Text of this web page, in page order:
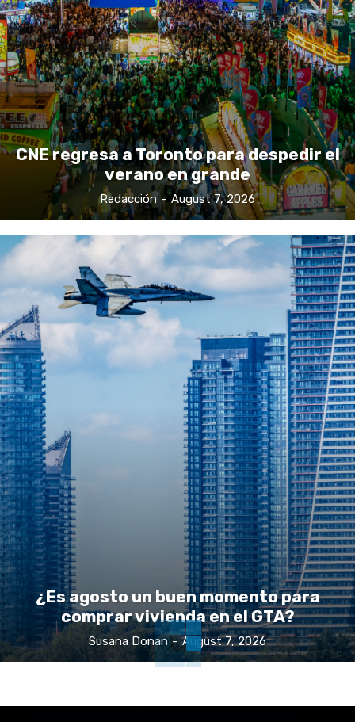
CNE regresa a Toronto para despedir el
verano en grande
Redacción - August 7, 2026
¿Es agosto un buen momento para
comprar vivienda en el GTA?
Susana Donan - August 7, 2026